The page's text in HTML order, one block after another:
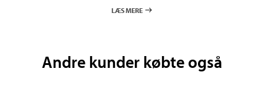
LÆS MERE
Andre kunder købte også